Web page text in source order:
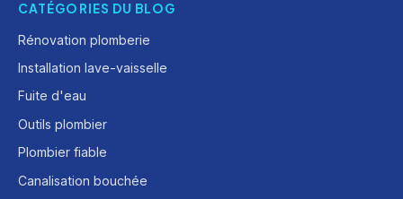
CATÉGORIES DU BLOG
Rénovation plomberie
Installation lave-vaisselle
Fuite d'eau
Outils plombier
Plombier fiable
Canalisation bouchée